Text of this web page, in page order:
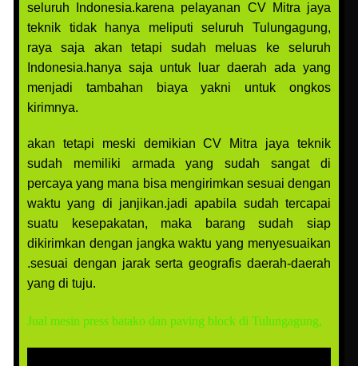
seluruh Indonesia.karena pelayanan CV Mitra jaya
teknik tidak hanya meliputi seluruh Tulungagung,
raya saja akan tetapi sudah meluas ke seluruh
Indonesia.hanya saja untuk luar daerah ada yang
menjadi tambahan biaya yakni untuk ongkos
kirimnya.
akan tetapi meski demikian CV Mitra jaya teknik
sudah memiliki armada yang sudah sangat di
percaya yang mana bisa mengirimkan sesuai dengan
waktu yang di janjikan.jadi apabila sudah tercapai
suatu kesepakatan, maka barang sudah siap
dikirimkan dengan jangka waktu yang menyesuaikan
.sesuai dengan jarak serta geografis daerah-daerah
yang di tuju.
Jual mesin press batako dan paving block di Tulungagung,